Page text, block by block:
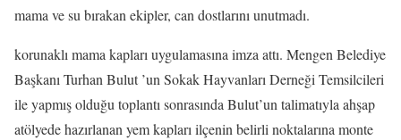
mama ve su bırakan ekipler, can dostlarını unutmadı.
korunaklı mama kapları uygulamasına imza attı. Mengen Belediye
Başkanı Turhan Bulut ’un Sokak Hayvanları Derneği Temsilcileri
ile yapmış olduğu toplantı sonrasında Bulut’un talimatıyla ahşap
atölyede hazırlanan yem kapları ilçenin belirli noktalarına monte